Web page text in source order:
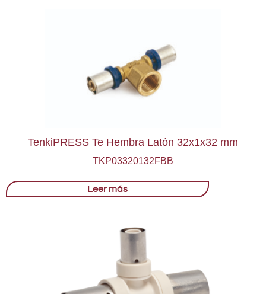
TenkiPRESS Te Hembra Latón 32x1x32 mm
TKP03320132FBB
Leer más